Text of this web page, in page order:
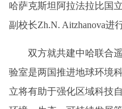
哈萨克斯坦阿拉法拉比国
副校长Zh.N. Aitzhanova进
双方就共建中哈联合遥
验室是两国推进地球环境
立将有助于强化区域科技